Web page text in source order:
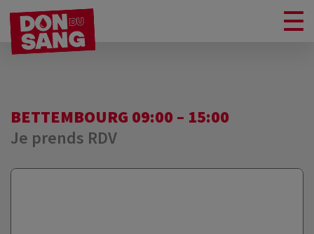
BETTEMBOURG 09:00 – 15:00
Je prends RDV